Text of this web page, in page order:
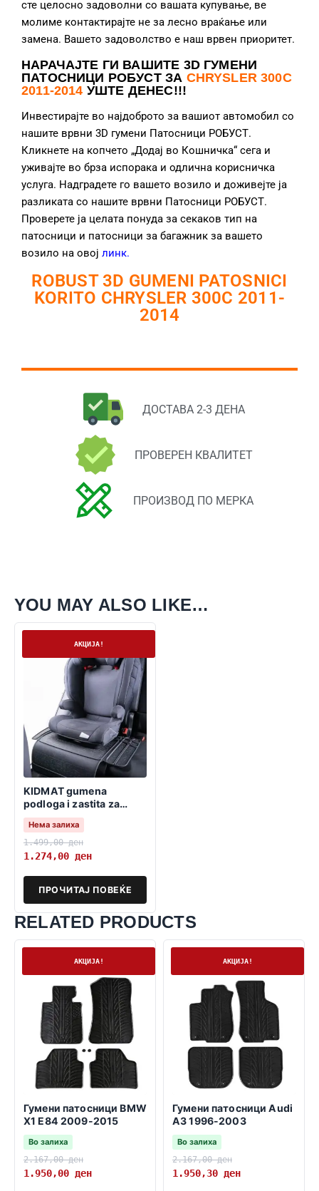
сте целосно задоволни со вашата купување, ве
молиме контактирајте не за лесно враќање или
замена. Вашето задоволство е наш врвен приоритет.
НАРАЧАЈТЕ ГИ ВАШИТЕ 3D ГУМЕНИ
ПАТОСНИЦИ РОБУСТ ЗА CHRYSLER 300C
2011-2014 УШТЕ ДЕНЕС!!!
Инвестирајте во најдоброто за вашиот автомобил со
нашите врвни 3D гумени Патосници РОБУСТ.
Кликнете на копчето „Додај во Кошничка“ сега и
уживајте во брза испорака и одлична корисничка
услуга. Надградете го вашето возило и доживејте ја
разликата со нашите врвни Патосници РОБУСТ.
Проверете ја целата понуда за секаков тип на
патосници и патосници за багажник за вашето
возило на овој линк.
ROBUST 3D GUMENI PATOSNICI
KORITO CHRYSLER 300C 2011-
2014
ДОСТАВА 2-3 ДЕНА
ПРОВЕРЕН КВАЛИТЕТ
ПРОИЗВОД ПО МЕРКА
YOU MAY ALSO LIKE…
Нема залихаАКЦИЈА!
KIDMAT gumena
podloga i zastita za
detsko sediste
Нема залиха
1.499,00ден
1.274,00 ден
ПРОЧИТАЈ ПОВЕЌЕ
RELATED PRODUCTS
АКЦИЈА!
Гумени патосници BMW
X1 E84 2009-2015
Во залиха
2.167,00ден
1.950,00 ден
АКЦИЈА!
Гумени патосници Audi
A3 1996-2003
Во залиха
2.167,00ден
1.950,30 ден